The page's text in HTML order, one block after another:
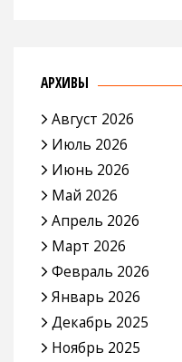
АРХИВЫ
Август 2026
Июль 2026
Июнь 2026
Май 2026
Апрель 2026
Март 2026
Февраль 2026
Январь 2026
Декабрь 2025
Ноябрь 2025